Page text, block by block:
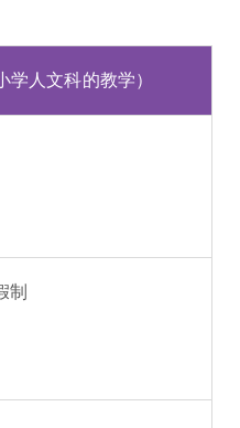
人文科的教学）
制